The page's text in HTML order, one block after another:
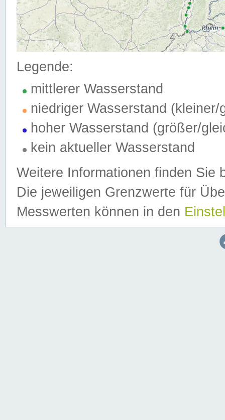
Legende:
mittlerer Wasserstand
niedriger Wasserstand (kleiner/
hoher Wasserstand (größer/
kein aktueller Wasserstand
Weitere Informationen finden Sie
Die jeweiligen Grenzwerte für
Messwerten können in den